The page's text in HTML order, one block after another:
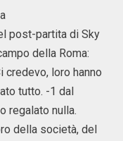
post-partita di Sky
della Roma:
credevo, loro hanno
tutto. -1 dal
regalato nulla.
della società, del